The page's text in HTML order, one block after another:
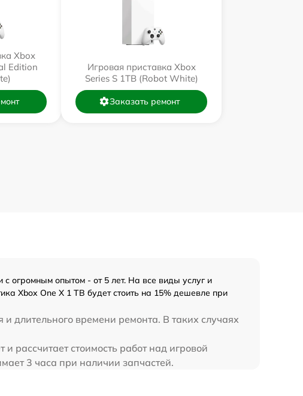
Xbox
Edition
Игровая приставка Xbox
Series S 1TB (Robot White)
Заказать ремонт
огромным опытом - от 5 лет. На все виды услуг и
Xbox One X 1 TB будет стоить на 15% дешевле при
длительного времени ремонта. В таких случаях
рассчитает стоимость работ над игровой
3 часа при наличии запчастей.